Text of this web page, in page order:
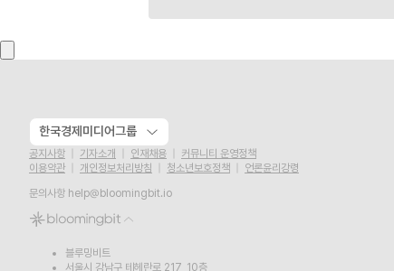
한국경제미디어그룹
공지사항 기자소개 인재채용
커뮤니티 운영정책
이용약관
개인정보처리방침 청소년보호정책
언론윤리강령
문의사항 help@bloomingbit.io
블루밍비트
서울시 강남구 테헤란로 217, 10층